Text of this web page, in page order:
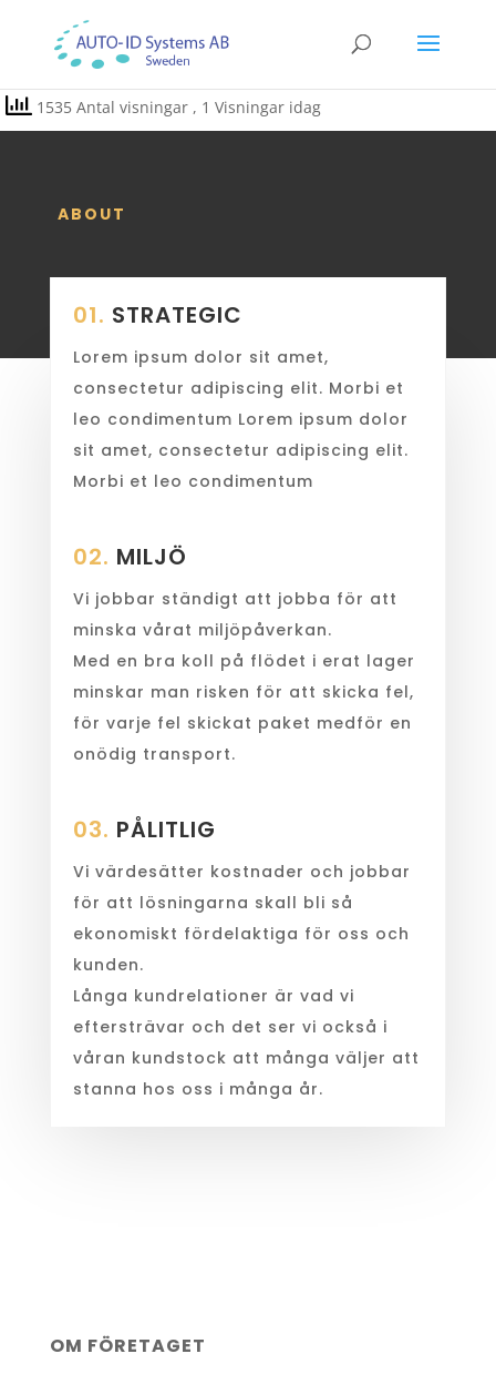
1535 Antal visningar , 1 Visningar idag
ABOUT
01. STRATEGIC
Lorem ipsum dolor sit amet,
consectetur adipiscing elit. Morbi et
leo condimentum Lorem ipsum dolor
sit amet, consectetur adipiscing elit.
Morbi et leo condimentum
02. MILJÖ
Vi jobbar ständigt att jobba för att
minska vårat miljöpåverkan.
Med en bra koll på flödet i erat lager
minskar man risken för att skicka fel,
för varje fel skickat paket medför en
onödig transport.
03. PÅLITLIG
Vi värdesätter kostnader och jobbar
för att lösningarna skall bli så
ekonomiskt fördelaktiga för oss och
kunden.
Långa kundrelationer är vad vi
eftersträvar och det ser vi också i
våran kundstock att många väljer att
stanna hos oss i många år.
OM FÖRETAGET